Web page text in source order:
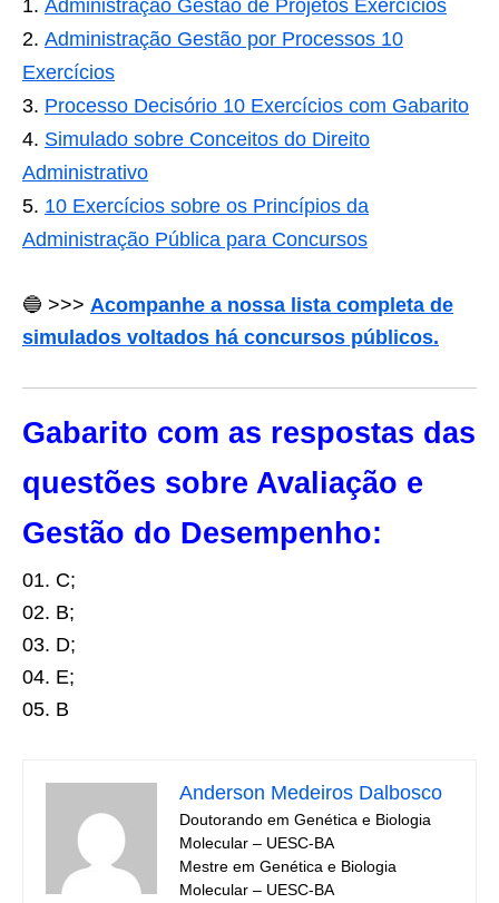
Administração Gestão de Projetos Exercícios
Administração Gestão por Processos 10
Exercícios
Processo Decisório 10 Exercícios com Gabarito
Simulado sobre Conceitos do Direito
Administrativo
10 Exercícios sobre os Princípios da
Administração Pública para Concursos
🔵 >>> Acompanhe a nossa lista completa de
simulados voltados há concursos públicos.
Gabarito com as respostas das
questões sobre Avaliação e
Gestão do Desempenho:
01. C;
02. B;
03. D;
04. E;
05. B
Anderson Medeiros Dalbosco
Doutorando em Genética e Biologia
Molecular – UESC-BA
Mestre em Genética e Biologia
Molecular – UESC-BA